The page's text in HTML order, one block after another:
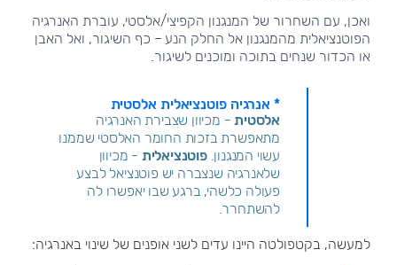
ואכן, עם השחרור של המנגנון הקפיצי/אלסטי, עוברת האנרגיה
הפוטנציאלית מהמנגנון אל החלק הנע – כף השיגור, ואל האבן
או הכדור שנחים בתוכה ומוכנים לשיגור.
* אנרגיה פוטנציאלית אלסטית
אלסטית - מכיוון שצבירת האנרגיה
מתאפשרת בזכות החומר האלסטי שממנו
עשוי המנגנון.פוטנציאלית - מכיוון
שלאנרגיה שנצברה יש פוטנציאל לבצע
פעולה כלשהי, ברגע שבו יאפשרו לה
להשתחרר.
למעשה, בקטפולטה היינו עדים לשני אופנים של שינוי באנרגיה: